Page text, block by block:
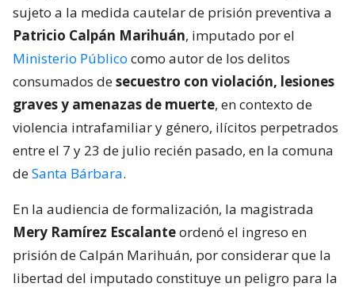
sujeto a la medida cautelar de prisión preventiva a
Patricio Calpán Marihuán, imputado por el
Ministerio Público como autor de los delitos
consumados desecuestro con violación, lesiones
graves y amenazas de muerte, en contexto de
violencia intrafamiliar y género, ilícitos perpetrados
entre el 7 y 23 de julio recién pasado, en la comuna
deSanta Bárbara.
En la audiencia de formalización, la magistrada
Mery Ramírez Escalanteordenó el ingreso en
prisión de Calpán Marihuán, por considerar que la
libertad del imputado constituye un peligro para la